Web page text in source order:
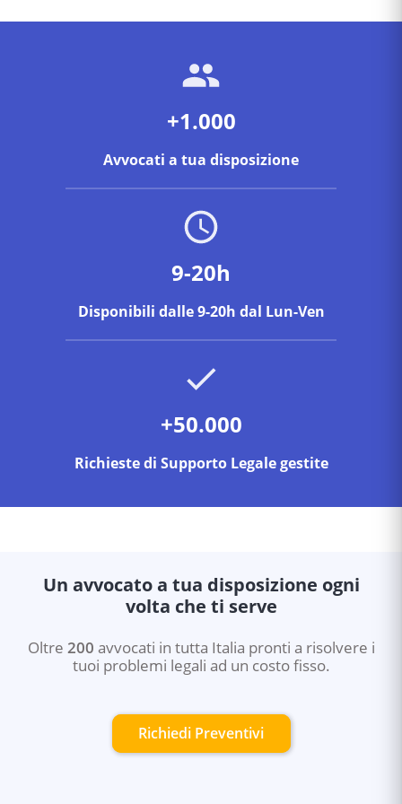
+1.000
Avvocati a tua disposizione
9-20h
Disponibili dalle 9-20h dal Lun-Ven
+50.000
Richieste di Supporto Legale gestite
Un avvocato a tua disposizione ogni
volta che ti serve
Oltre 200 avvocati in tutta Italia pronti a risolvere i
tuoi problemi legali ad un costo fisso.
Richiedi Preventivi